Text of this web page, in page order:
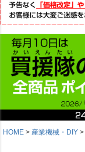
HOME 産業機械・DIY